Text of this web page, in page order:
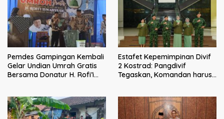
Pemdes Gampingan Kembali
Gelar Undian Umrah Gratis
Bersama Donatur H. Rofi’i
Estafet Kepemimpinan Divif
2 Kostrad: Pangdivif
Tegaskan, Komandan harus